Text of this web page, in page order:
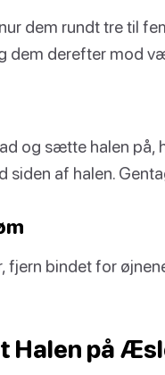
dem rundt tre til
dem derefter mod
og sætte halen på,
siden af halen.
fjern bindet for
Halen på